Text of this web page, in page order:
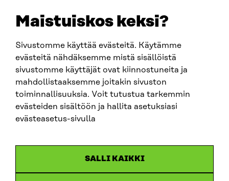
Maistuiskos keksi?
Sivustomme käyttää evästeitä. Käytämme
evästeitä nähdäksemme mistä sisällöistä
sivustomme käyttäjät ovat kiinnostuneita ja
mahdollistaaksemme joitakin sivuston
toiminnallisuuksia. Voit tutustua tarkemmin
evästeiden sisältöön ja hallita asetuksiasi
evästeasetus-sivulla
SALLI KAIKKI
SITRA SOSIAALISESSA MEDIASSA
LinkedIn
Instagram
YouTube